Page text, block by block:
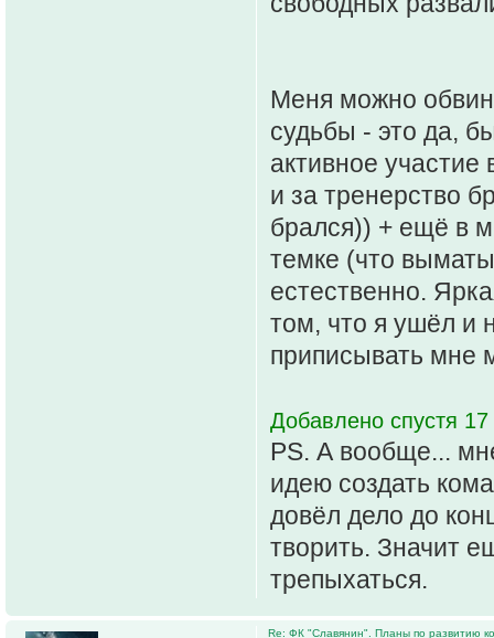
Меня можно
судьбы - это да,
активное участие
и за тренерство
брался)) + ещё в
темке (что
естественно.
том, что я ушёл и
приписывать мне
Добавлено спустя
PS. А вообще...
идею создать
довёл дело до
творить. Значит
трепыхаться.
Re: ФК "Славянин". Планы по развитию